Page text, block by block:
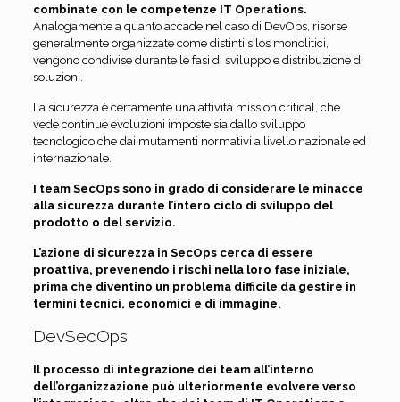
combinate con le competenze IT Operations.
Analogamente a quanto accade nel caso di DevOps, risorse
generalmente organizzate come distinti silos monolitici,
vengono condivise durante le fasi di sviluppo e distribuzione di
soluzioni.
La sicurezza è certamente una attività mission critical, che
vede continue evoluzioni imposte sia dallo sviluppo
tecnologico che dai mutamenti normativi a livello nazionale ed
internazionale.
I team SecOps sono in grado di considerare le minacce
alla sicurezza durante l’intero ciclo di sviluppo del
prodotto o del servizio.
L’azione di sicurezza in SecOps cerca di essere
proattiva, prevenendo i rischi nella loro fase iniziale,
prima che diventino un problema difficile da gestire in
termini tecnici, economici e di immagine.
DevSecOps
Il processo di integrazione dei team all’interno
dell’organizzazione può ulteriormente evolvere verso